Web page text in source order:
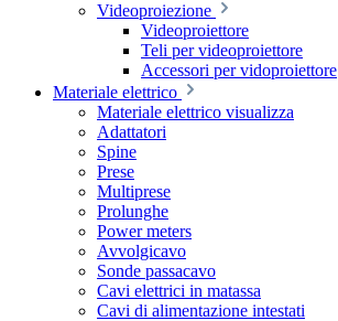
Videoproiezione
Videoproiettore
Teli per videoproiettore
Accessori per vidoproiettore
Materiale elettrico
Materiale elettrico visualizza
Adattatori
Spine
Prese
Multiprese
Prolunghe
Power meters
Avvolgicavo
Sonde passacavo
Cavi elettrici in matassa
Cavi di alimentazione intestati